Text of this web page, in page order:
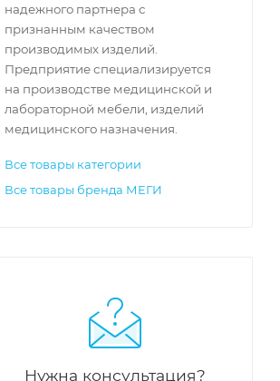
надежного партнера с
признанным качеством
производимых изделий.
Предприятие специализируется
на производстве медицинской и
лабораторной мебели, изделий
медицинского назначения.
Все товары категории
Все товары бренда МЕГИ
Нужна консультация?